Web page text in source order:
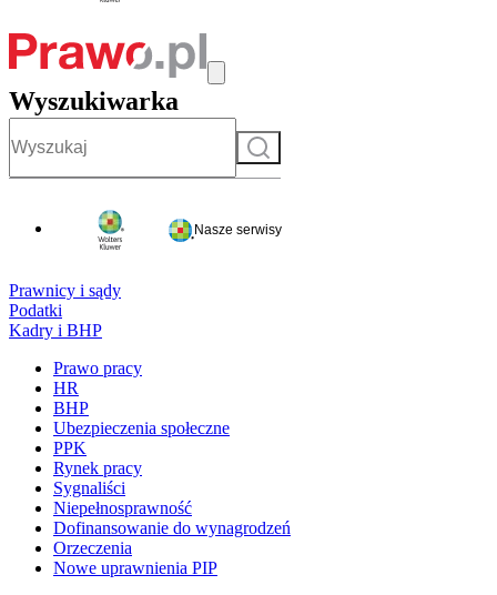
Wyszukiwarka
Szukaj
Nasze serwisy
Prawnicy i sądy
Podatki
Kadry i BHP
Prawo pracy
HR
BHP
Ubezpieczenia społeczne
PPK
Rynek pracy
Sygnaliści
Niepełnosprawność
Dofinansowanie do wynagrodzeń
Orzeczenia
Nowe uprawnienia PIP